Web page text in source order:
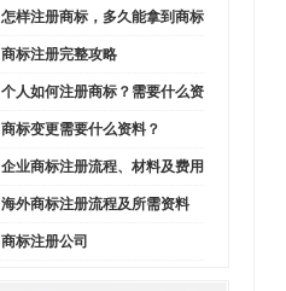
怎样注册商标，多久能拿到商标
商标注册完整攻略
个人如何注册商标？需要什么资
商标变更需要什么资料？
企业商标注册流程、材料及费用
海外商标注册流程及所需资料
商标注册公司